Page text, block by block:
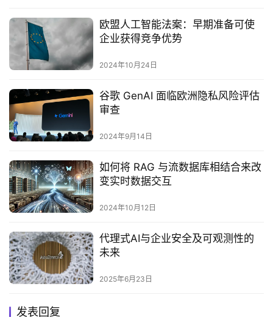
欧盟人工智能法案：早期准备可使
企业获得竞争优势
2024年10月24日
谷歌 GenAI 面临欧洲隐私风险评估
审查
2024年9月14日
如何将 RAG 与流数据库相结合来改
变实时数据交互
2024年10月12日
代理式AI与企业安全及可观测性的
未来
2025年6月23日
发表回复